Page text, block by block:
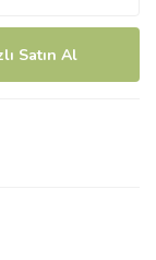
Satın Al